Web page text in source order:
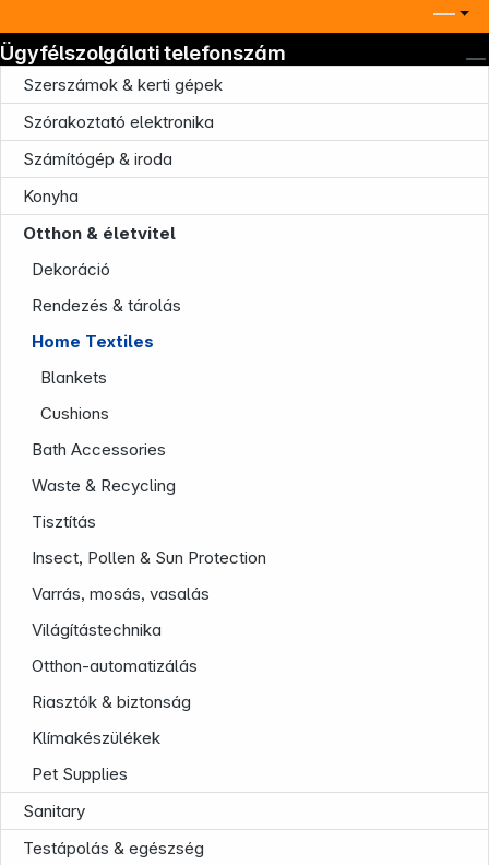
Szerszámok & kerti gépek
Szórakoztató elektronika
Számítógép & iroda
Konyha
Otthon & életvitel
Dekoráció
Rendezés & tárolás
Home Textiles
Blankets
Cushions
Bath Accessories
Waste & Recycling
Tisztítás
Insect, Pollen & Sun Protection
Varrás, mosás, vasalás
Világítástechnika
Otthon-automatizálás
Riasztók & biztonság
Klímakészülékek
Pet Supplies
Sanitary
Testápolás & egészség
Ügyfélszolgálati telefonszám
Company
Infoterminal